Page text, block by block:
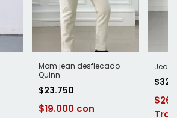
Mom jean desflecado
Quinn
$23.750
$19.000
Jean